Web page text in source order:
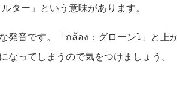
ター」という意味があります。
な発音です。「กล้อง：グローン⤵」と
なってしまうので気をつけましょう。